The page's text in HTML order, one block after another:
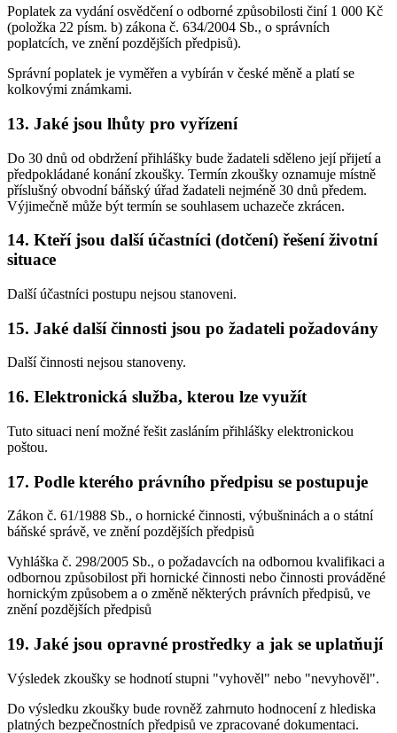
Poplatek za vydání osvědčení o odborné způsobilosti činí 1 000 Kč
(položka 22 písm. b) zákona č. 634/2004 Sb., o správních
poplatcích, ve znění pozdějších předpisů).
Správní poplatek je vyměřen a vybírán v české měně a platí se
kolkovými známkami.
13. Jaké jsou lhůty pro vyřízení
Do 30 dnů od obdržení přihlášky bude žadateli sděleno její přijetí a
předpokládané konání zkoušky. Termín zkoušky oznamuje místně
příslušný obvodní báňský úřad žadateli nejméně 30 dnů předem.
Výjimečně může být termín se souhlasem uchazeče zkrácen.
14. Kteří jsou další účastníci (dotčení) řešení životní
situace
Další účastníci postupu nejsou stanoveni.
15. Jaké další činnosti jsou po žadateli požadovány
Další činnosti nejsou stanoveny.
16. Elektronická služba, kterou lze využít
Tuto situaci není možné řešit zasláním přihlášky elektronickou
poštou.
17. Podle kterého právního předpisu se postupuje
Zákon č. 61/1988 Sb., o hornické činnosti, výbušninách a o státní
báňské správě, ve znění pozdějších předpisů
Vyhláška č. 298/2005 Sb., o požadavcích na odbornou kvalifikaci a
odbornou způsobilost při hornické činnosti nebo činnosti prováděné
hornickým způsobem a o změně některých právních předpisů, ve
znění pozdějších předpisů
19. Jaké jsou opravné prostředky a jak se uplatňují
Výsledek zkoušky se hodnotí stupni "vyhověl" nebo "nevyhověl".
Do výsledku zkoušky bude rovněž zahrnuto hodnocení z hlediska
platných bezpečnostních předpisů ve zpracované dokumentaci.